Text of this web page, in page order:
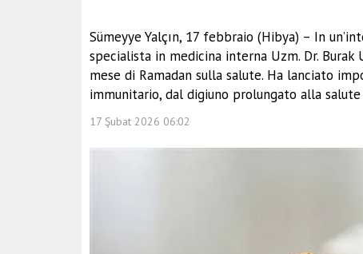
Sümeyye Yalçın, 17 febbraio (Hibya) – In
specialista in medicina interna Uzm. Dr.
mese di Ramadan sulla salute. Ha lanciato
immunitario, dal digiuno prolungato alla
17 Şubat 2026 06:02